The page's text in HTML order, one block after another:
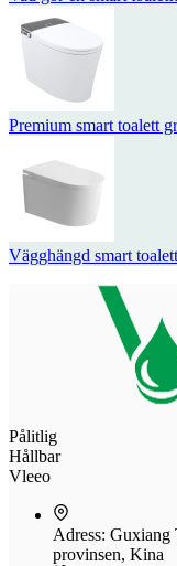
Premium smart toalett
Vägghängd smart
Pålitlig
Hållbar
Vleeo
Adress: Guxiang
provinsen, Kina